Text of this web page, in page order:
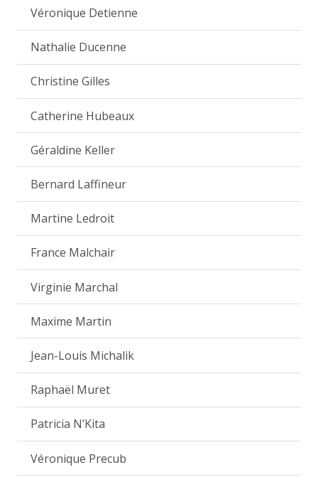
Véronique Detienne
Nathalie Ducenne
Christine Gilles
Catherine Hubeaux
Géraldine Keller
Bernard Laffineur
Martine Ledroit
France Malchair
Virginie Marchal
Maxime Martin
Jean-Louis Michalik
Raphaël Muret
Patricia N’Kita
Véronique Precub